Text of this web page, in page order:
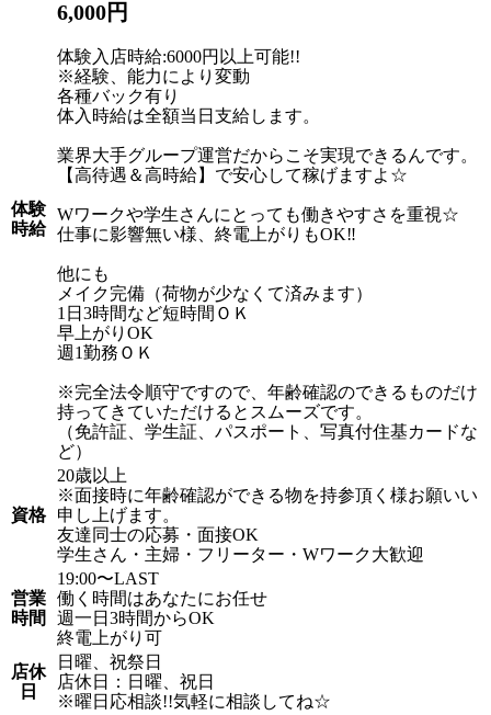
体験
時給
6,000円
体験入店時給:6000円以上可能!!
※経験、能力により変動
各種バック有り
体入時給は全額当日支給します。
業界大手グループ運営だからこそ実現できるんです。
【高待遇＆高時給】で安心して稼げますよ☆
Wワークや学生さんにとっても働きやすさを重視☆
仕事に影響無い様、終電上がりもOK‼
他にも
メイク完備（荷物が少なくて済みます）
1日3時間など短時間ＯＫ
早上がりOK
週1勤務ＯＫ
※完全法令順守ですので、年齢確認のできるものだけ
持ってきていただけるとスムーズです。
（免許証、学生証、パスポート、写真付住基カードな
ど）
資格
20歳以上
※面接時に年齢確認ができる物を持参頂く様お願いい
申し上げます。
友達同士の応募・面接OK
学生さん・主婦・フリーター・Wワーク大歓迎
営業
時間
19:00〜LAST
働く時間はあなたにお任せ
週一日3時間からOK
終電上がり可
店休
日
日曜、祝祭日
店休日：日曜、祝日
※曜日応相談!!気軽に相談してね☆